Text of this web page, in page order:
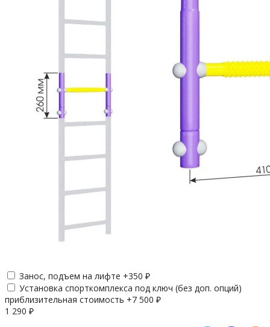
Занос, подъем на лифте +350 ₽
Установка спорткомплекса под ключ (без доп. опций)
приблизительная стоимость +7 500 ₽
1 290 ₽